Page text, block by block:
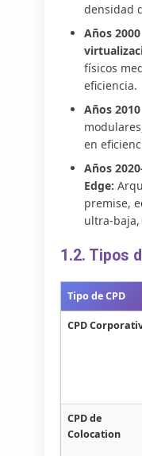
densidad
Años
físicos
eficiencia.
Años
en
Años
Edge:
premise,
ultra-
1.2. Tipos
Tipo de CPD
CPD
CPD de
Colocation